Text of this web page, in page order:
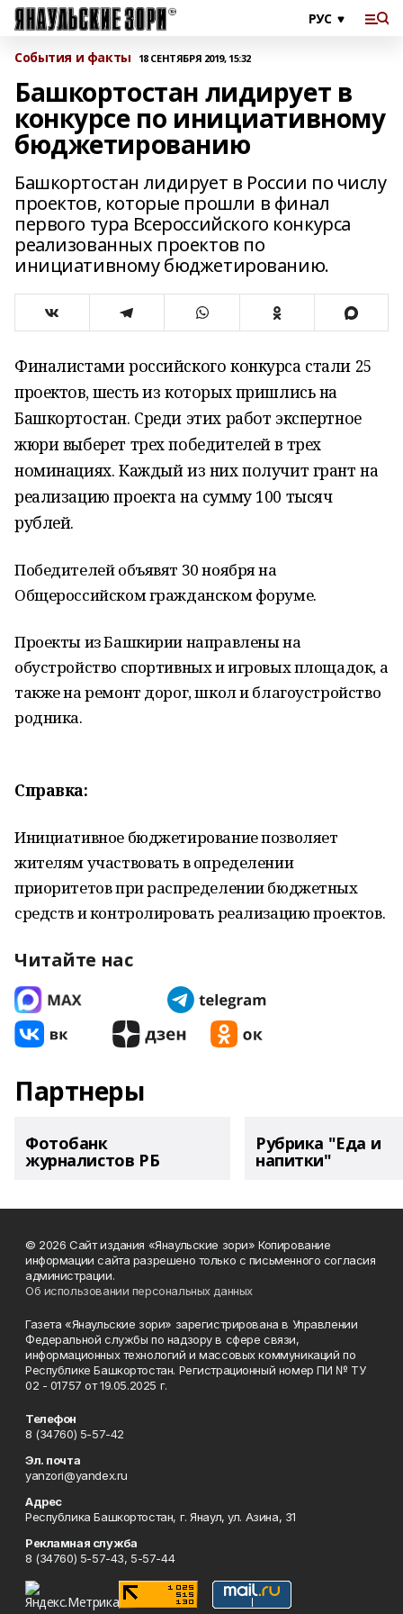
События и факты 18 СЕНТЯБРЯ 2019, 15:32
Башкортостан лидирует в
конкурсе по инициативному
бюджетированию
Башкортостан лидирует в России по числу
проектов, которые прошли в финал
первого тура Всероссийского конкурса
реализованных проектов по
инициативному бюджетированию.
Финалистами российского конкурса стали 25
проектов, шесть из которых пришлись на
Башкортостан. Среди этих работ экспертное
жюри выберет трех победителей в трех
номинациях. Каждый из них получит грант на
реализацию проекта на сумму 100 тысяч
рублей.
Победителей объявят 30 ноября на
Общероссийском гражданском форуме.
Проекты из Башкирии направлены на
обустройство спортивных и игровых площадок, а
также на ремонт дорог, школ и благоустройство
родника.
Справка:
Инициативное бюджетирование позволяет
жителям участвовать в определении
приоритетов при распределении бюджетных
средств и контролировать реализацию проектов.
Читайте нас
Партнеры
Фотобанк
журналистов РБ
Рубрика "Еда и
напитки"
© 2026 Сайт издания «Янаульские зори» Копирование
информации сайта разрешено только с письменного согласия
администрации.
Об использовании персональных данных
Газета «Янаульские зори» зарегистрирована в Управлении
Федеральной службы по надзору в сфере связи,
информационных технологий и массовых коммуникаций по
Республике Башкортостан. Регистрационный номер ПИ № ТУ
02 - 01757 от 19.05.2025 г.
Телефон
8 (34760) 5-57-42
Эл. почта
yanzori@yandex.ru
Адрес
Республика Башкортостан, г. Янаул, ул. Азина, 31
Рекламная служба
8 (34760) 5-57-43, 5-57-44